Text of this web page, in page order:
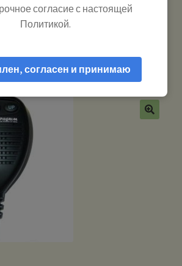
+79029904090
аксессуары
Тангента OPTIM-PILGRIM
согласие с настоящей
Политикой.
согласен и принимаю